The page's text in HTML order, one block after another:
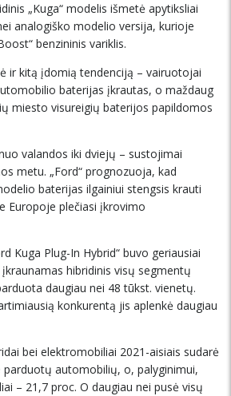
„Kuga“ modelis išmetė apytiksliai
analogiško modelio versija, kurioje
benzininis variklis.
ir kitą įdomią tendenciją – vairuotojai
baterijas įkrautas, o maždaug
miesto visureigių baterijos papildomos
valandos iki dviejų – sustojimai
metu. „Ford“ prognozuoja, kad
baterijas ilgainiui stengsis krauti
Europoje plečiasi įkrovimo
Kuga Plug-In Hybrid“ buvo geriausiai
hibridinis visų segmentų
daugiau nei 48 tūkst. vienetų.
konkurentą jis aplenkė daugiau
bei elektromobiliai 2021-aisiais sudarė
parduotų automobilių, o, palyginimui,
– 21,7 proc. O daugiau nei pusė visų